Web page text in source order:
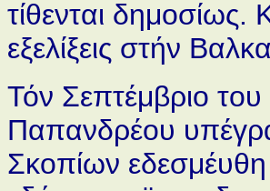
τίθενται
εξελίξεις στήν
Τόν Σεπτέμβριο
Παπανδρέου
Σκοπίων